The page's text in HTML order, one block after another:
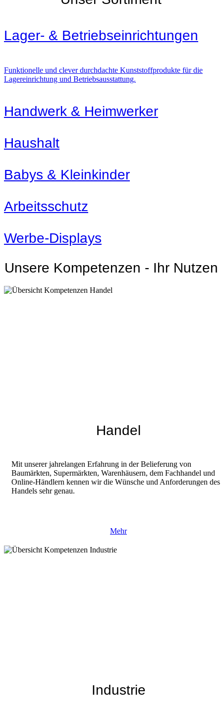
Lager- & Betriebs­einrichtungen
Funktionelle und clever durchdachte Kunststoffprodukte für die
Lagereinrichtung und Betriebsausstattung.
Handwerk & Heimwerker
Haushalt
Babys & Kleinkinder
Arbeitsschutz
Werbe-Displays
Unsere Kompetenzen - Ihr Nutzen
Handel
Mit unserer jahrelangen Erfahrung in der Belieferung von
Baumärkten, Supermärkten, Warenhäusern, dem Fachhandel und
Online-Händlern kennen wir die Wünsche und Anforderungen des
Handels sehr genau.
Mehr
Industrie